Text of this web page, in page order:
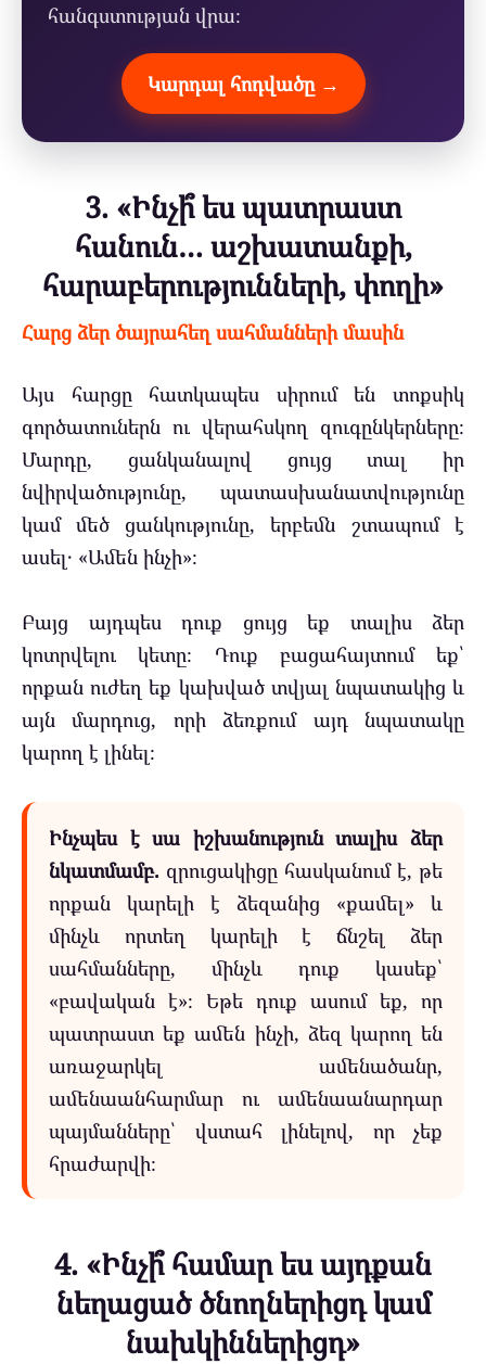
հանգստության վրա։
Կարդալ հոդվածը →
3. «Ինչի՞ ես պատրաստ
հանուն… աշխատանքի,
հարաբերությունների, փողի»
Հարց ձեր ծայրահեղ սահմանների մասին
Այս հարցը հատկապես սիրում են տոքսիկ
գործատուներն ու վերահսկող զուգընկերները։
Մարդը, ցանկանալով ցույց տալ իր
նվիրվածությունը, պատասխանատվությունը
կամ մեծ ցանկությունը, երբեմն շտապում է
ասել․ «Ամեն ինչի»։
Բայց այդպես դուք ցույց եք տալիս ձեր
կոտրվելու կետը։ Դուք բացահայտում եք՝
որքան ուժեղ եք կախված տվյալ նպատակից և
այն մարդուց, որի ձեռքում այդ նպատակը
կարող է լինել։
Ինչպես է սա իշխանություն տալիս ձեր
նկատմամբ. զրուցակիցը հասկանում է, թե
որքան կարելի է ձեզանից «քամել» և
մինչև որտեղ կարելի է ճնշել ձեր
սահմանները, մինչև դուք կասեք՝
«բավական է»։ Եթե դուք ասում եք, որ
պատրաստ եք ամեն ինչի, ձեզ կարող են
առաջարկել ամենածանր,
ամենաանհարմար ու ամենաանարդար
պայմանները՝ վստահ լինելով, որ չեք
հրաժարվի։
4. «Ինչի՞ համար ես այդքան
նեղացած ծնողներիցդ կամ
նախկիններիցդ»